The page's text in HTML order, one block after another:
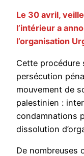
Le 30 avril,
l’intérieur a
l’organisation
Cette procédure
persécution
mouvement de
palestinien :
condamnations
dissolution
De nombreuses